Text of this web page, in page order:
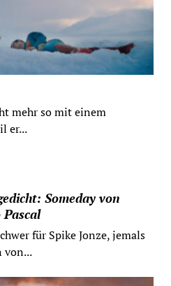
mehr so mit einem
er...
Someday von
für Spike Jonze, jemals
von...